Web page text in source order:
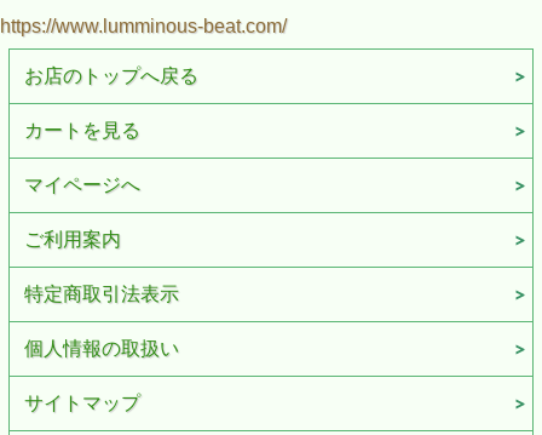
https://www.lumminous-beat.com/
お店のトップへ戻る
カートを見る
マイページへ
ご利用案内
特定商取引法表示
個人情報の取扱い
サイトマップ